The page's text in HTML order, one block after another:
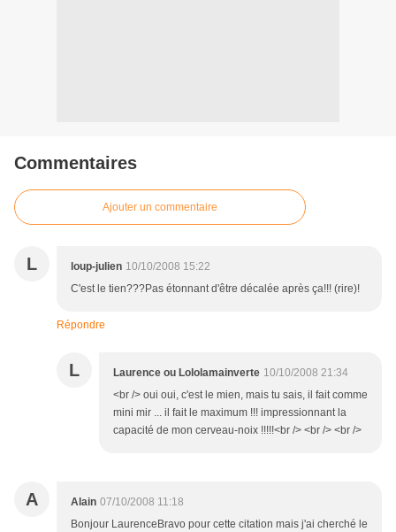
Commentaires
Ajouter un commentaire
L loup-julien 10/10/2008 15:22
C'est le tien???Pas étonnant d'être décalée après ça!!! (rire)!
Répondre
L Laurence ou Lololamainverte 10/10/2008 21:34
<br /> oui oui, c'est le mien, mais tu sais, il fait comme
mini mir ... il fait le maximum !!! impressionnant la
capacité de mon cerveau-noix !!!!!<br /> <br /> <br />
A Alain 07/10/2008 11:18
Bonjour LaurenceBravo pour cette citation mais j'ai cherché le